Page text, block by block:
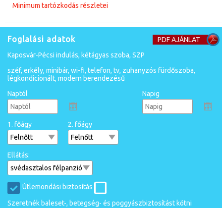
Minimum tartózkodás részletei
Foglalási adatok
PDF AJÁNLAT
Kaposvár-Pécsi indulás, kétágyas szoba, SZP
széf, erkély, minibár, wi-fi, telefon, tv, zuhanyzós fürdőszoba,
légkondícionált, modern berendezésű
Naptól
Napig
1. főágy 2. főágy
Ellátás:
Útlemondási biztosítás
Szeretnék baleset-, betegség- és poggyászbiztosítást kötni